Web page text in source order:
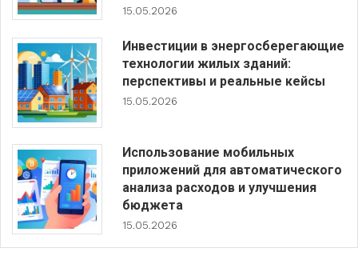
15.05.2026
Инвестиции в энергосберегающие
технологии жилых зданий:
перспективы и реальные кейсы
15.05.2026
Использование мобильных
приложений для автоматического
анализа расходов и улучшения
бюджета
15.05.2026